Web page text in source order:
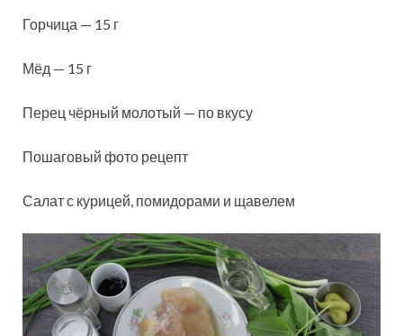
Горчица — 15 г
Мёд — 15 г
Перец чёрный молотый — по вкусу
Пошаговый фото рецепт
Салат с курицей, помидорами и щавелем